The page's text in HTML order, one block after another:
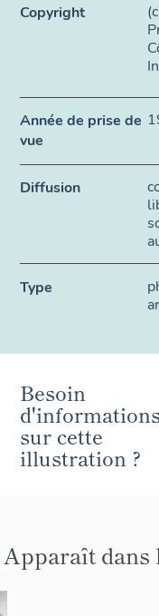
Copyright
Année de prise de
vue
Diffusion
Type
Besoin
sur cette
illustration ?
Apparaît dans